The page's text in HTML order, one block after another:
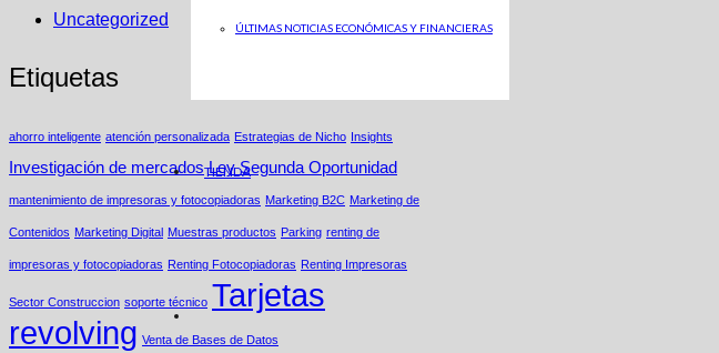
ÚLTIMAS NOTICIAS ECONÓMICAS Y FINANCIERAS
TIENDA
Uncategorized
Etiquetas
ahorro inteligente atención personalizada Estrategias de Nicho Insights
Investigación de mercados Ley Segunda Oportunidad
mantenimiento de impresoras y fotocopiadoras Marketing B2C Marketing de
Contenidos Marketing Digital Muestras productos Parking renting de
impresoras y fotocopiadoras Renting Fotocopiadoras Renting Impresoras
Sector Construccion soporte técnico Tarjetas
revolving Venta de Bases de Datos